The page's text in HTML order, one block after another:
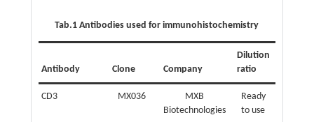
Tab.1 Antibodies used for immunohistochemistry
Antibody Clone Company
Dilution
ratio
CD3 MX036
MXB
Biotechnologies
Ready
to use